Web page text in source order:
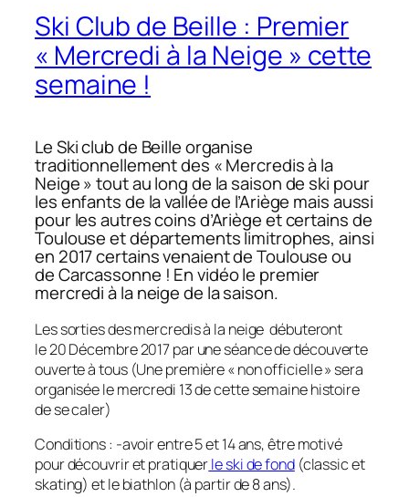
Ski Club de Beille : Premier
« Mercredi à la Neige » cette
semaine !
Le Ski club de Beille organise
traditionnellement des « Mercredis à la
Neige » tout au long de la saison de ski pour
les enfants de la vallée de l’Ariège mais aussi
pour les autres coins d’Ariège et certains de
Toulouse et départements limitrophes, ainsi
en 2017 certains venaient de Toulouse ou
de Carcassonne ! En vidéo le premier
mercredi à la neige de la saison.
Les sorties des mercredis à la neige débuteront
le 20 Décembre 2017 par une séance de découverte
ouverte à tous (Une première « non officielle » sera
organisée le mercredi 13 de cette semaine histoire
de se caler)
Conditions : -avoir entre 5 et 14 ans, être motivé
pour découvrir et pratiquerle ski de fond(classic et
skating) et le biathlon (à partir de 8 ans).